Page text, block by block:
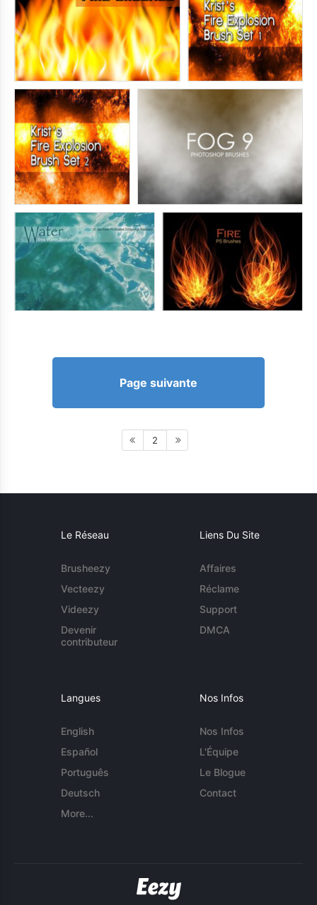
Page suivante
2
Le Réseau
Brusheezy
Vecteezy
Videezy
Devenir
contributeur
Liens Du Site
Affaires
Réclame
Support
DMCA
Langues
English
Español
Português
Deutsch
More...
Nos Infos
Nos Infos
L'Équipe
Le Blogue
Contact